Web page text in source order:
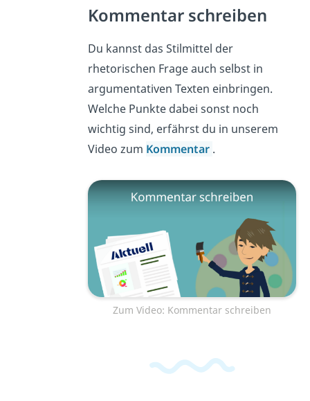
Kommentar schreiben
Du kannst das Stilmittel der
rhetorischen Frage auch selbst in
argumentativen Texten einbringen.
Welche Punkte dabei sonst noch
wichtig sind, erfährst du in unserem
Video zum Kommentar .
Zum Video: Kommentar schreiben